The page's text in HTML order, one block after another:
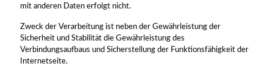
mit anderen Daten erfolgt nicht.
Zweck der Verarbeitung ist neben der Gewährleistung der
Sicherheit und Stabilität die Gewährleistung des
Verbindungsaufbaus und Sicherstellung der Funktionsfähigkeit der
Internetseite.